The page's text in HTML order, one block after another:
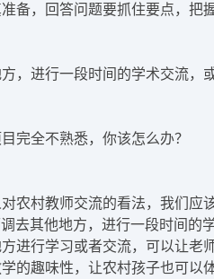
备，回答问题要抓住要点，把
，进行一段时间的学术交流
完全不熟悉，你该怎么办？
农村教师交流的看法，我们应
去其他地方，进行一段时间的
进行学习或者交流，可以让
的趣味性，让农村孩子也可